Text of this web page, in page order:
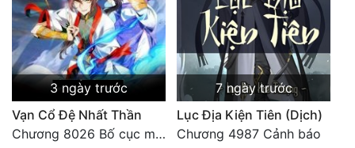
3 ngày trước
Vạn Cổ Đệ Nhất Thần
Chương 8026 Bố cục mới
7 ngày trước
Lục Địa Kiện Tiên (Dịch)
Chương 4987 Cảnh báo